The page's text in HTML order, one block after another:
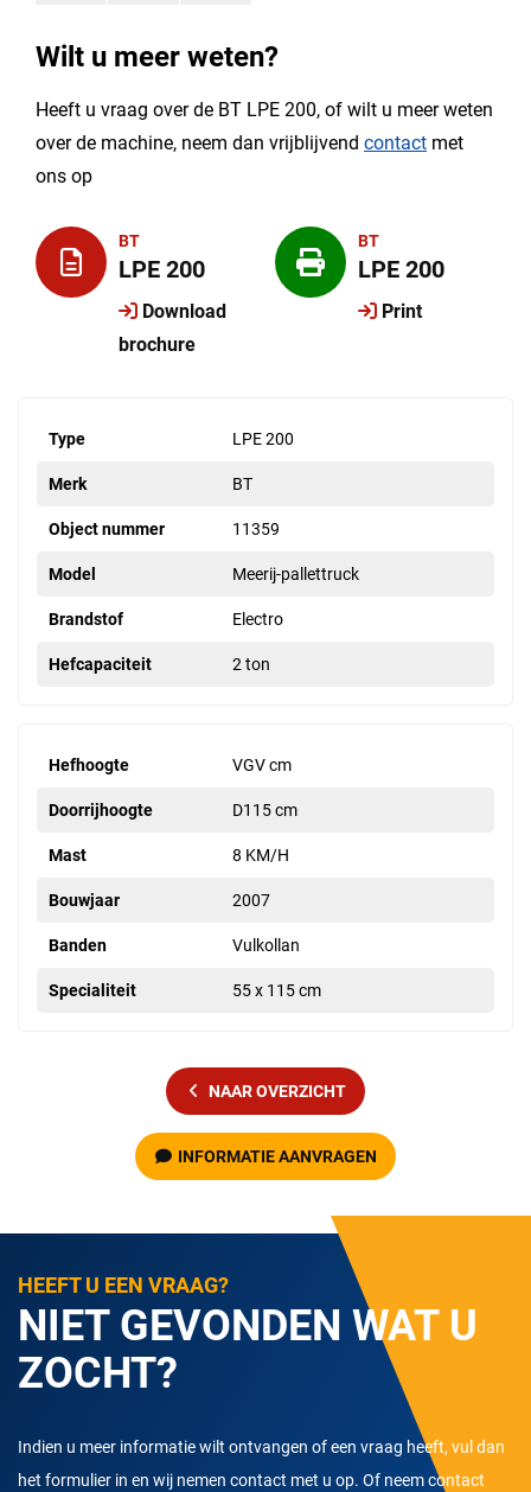
Wilt u meer weten?
Heeft u vraag over de BT LPE 200, of wilt u meer weten
over de machine, neem dan vrijblijvend contact met
ons op
BT
LPE 200
Download
brochure
BT
LPE 200
Print
Type LPE 200
Merk BT
Object nummer 11359
Model Meerij-pallettruck
Brandstof Electro
Hefcapaciteit 2 ton
Hefhoogte VGV cm
Doorrijhoogte D115 cm
Mast 8 KM/H
Bouwjaar 2007
Banden Vulkollan
Specialiteit 55 x 115 cm
NAAR OVERZICHT
INFORMATIE AANVRAGEN
HEEFT U EEN VRAAG?
NIET GEVONDEN WAT U
ZOCHT?
Indien u meer informatie wilt ontvangen of een vraag heeft, vul dan
het formulier in en wij nemen contact met u op. Of neem contact